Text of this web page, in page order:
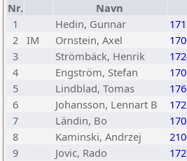
Nr. Navn
1
Hedin, Gunnar
2 IM Ornstein, Axel
3
Strömbäck, Henrik
4
Engström, Stefan
5
Lindblad, Tomas
6
Johansson, Lennart B
7
Ländin, Bo
8
Kaminski, Andrzej
9
Jovic, Rado